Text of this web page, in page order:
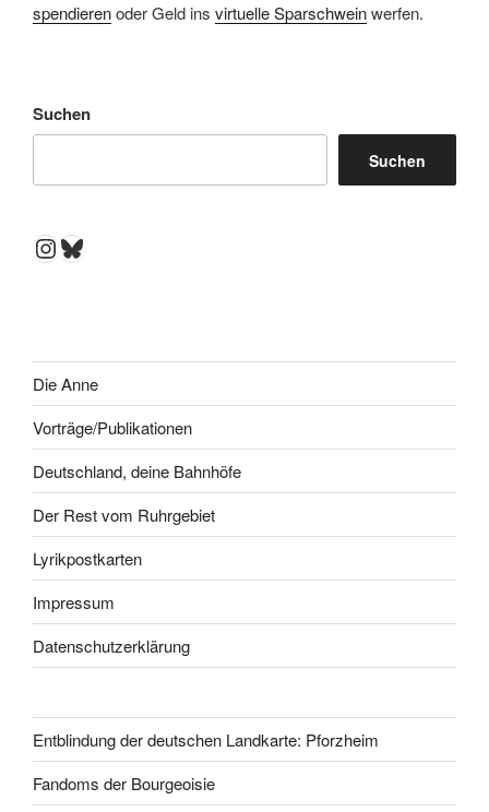
spendierenoder Geld ins virtuelle Sparschweinwerfen.
Suchen
Suchen
Instagram
Bluesky
Die Anne
Vorträge/Publikationen
Deutschland, deine Bahnhöfe
Der Rest vom Ruhrgebiet
Lyrikpostkarten
Impressum
Datenschutzerklärung
Entblindung der deutschen Landkarte: Pforzheim
Fandoms der Bourgeoisie